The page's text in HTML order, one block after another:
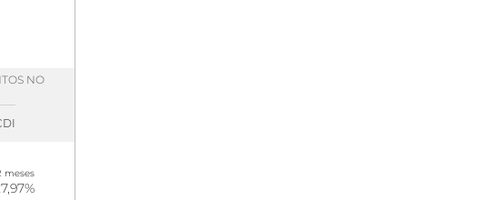
NO
meses